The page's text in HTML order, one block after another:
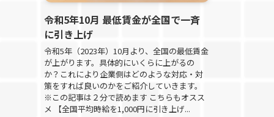
令和5年10月 最低賃金が全国で一斉
に引き上げ
令和5年（2023年）10月より、全国の最低賃金
が上がります。具体的にいくらに上がるの
か？これにより企業側はどのような対応・対
策をすれば良いのかをご紹介していきます。
※この記事は２分で読めます こちらもオスス
メ 【全国平均時給を1,000円に引き上げ...